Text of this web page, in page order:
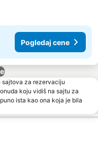
Pogledaj cene
sajtova za rezervaciju
koju vidiš na sajtu za
ista kao ona koja je bila